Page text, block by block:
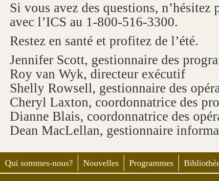
Si vous avez des questions, n’hésitez
avec l’ICS au 1-800-516-3300.
Restez en santé et profitez de l’été.
Jennifer Scott, gestionnaire des
Roy van Wyk, directeur exécutif
Shelly Rowsell, gestionnaire des
Cheryl Laxton, coordonnatrice des
Dianne Blais, coordonnatrice des
Dean MacLellan, gestionnaire
Qui sommes-nous? Nouvelles Programmes